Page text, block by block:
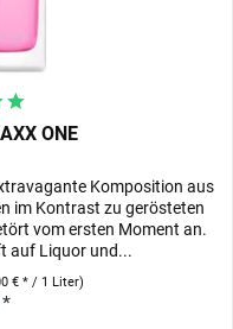
ONE
Komposition aus
im Kontrast zu gerösteten
vom ersten Moment an.
auf Liquor und...
€ * / 1 Liter)